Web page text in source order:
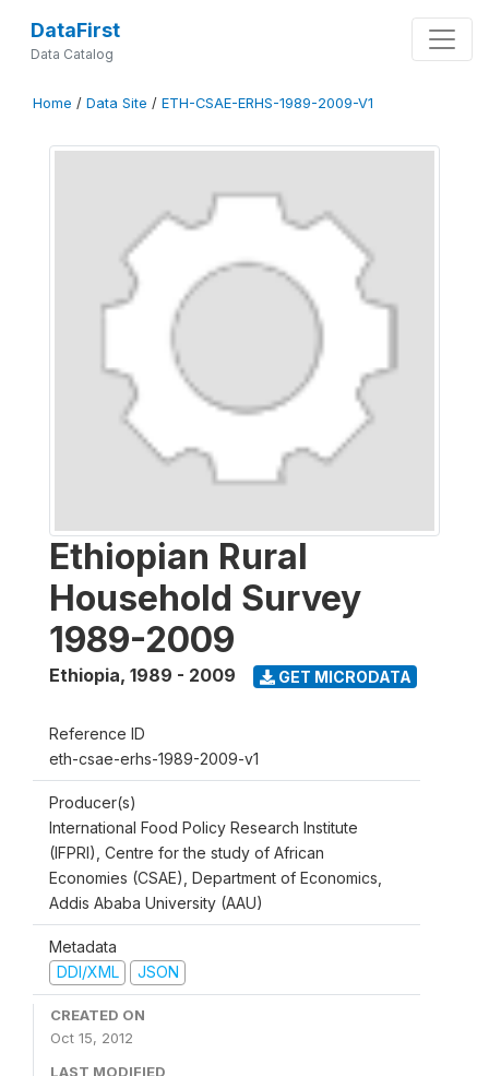
DataFirst
Data Catalog
Home / Data Site / ETH-CSAE-ERHS-1989-2009-V1
Ethiopian Rural
Household Survey
1989-2009
Ethiopia, 1989 - 2009 GET MICRODATA
Reference ID
eth-csae-erhs-1989-2009-v1
Producer(s)
International Food Policy Research Institute
(IFPRI), Centre for the study of African
Economies (CSAE), Department of Economics,
Addis Ababa University (AAU)
Metadata
DDI/XML
JSON
CREATED ON
Oct 15, 2012
LAST MODIFIED